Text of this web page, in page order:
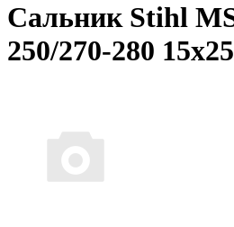
Сальник Stihl
250/270-280